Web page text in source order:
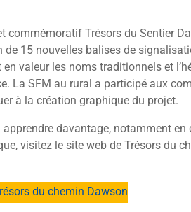
commémoratif Trésors du Sentier
de 15 nouvelles balises de
en valeur les noms traditionnels et
La SFM au rural a participé aux
à la création graphique du projet.
apprendre davantage, notamment
visitez le site web de Trésors du
du chemin Dawson